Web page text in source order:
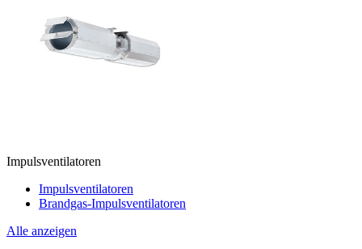
Impulsventilatoren
Impulsventilatoren
Brandgas-Impulsventilatoren
Alle anzeigen